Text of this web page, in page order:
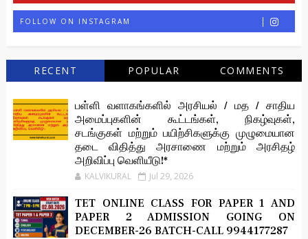
FOLLOW ON INSTAGRAM
RECENT POPULAR COMMENTS
பள்ளி வளாகங்களில் அரசியல் / மத / சாதிய
அமைப்புகளின் கூட்டங்கள், நிகழ்வுகள்,
சடங்குகள் மற்றும் பயிற்சிகளுக்கு முழுமையான
தடை விதித்து அரசாணை மற்றும் அரசிதழ்
அறிவிப்பு வெளியீடு!*
KALVIKURAL Jul 29, 2026
TET ONLINE CLASS FOR PAPER 1 AND
PAPER 2 ADMISSION GOING ON
DECEMBER-26 BATCH-CALL 9944177287